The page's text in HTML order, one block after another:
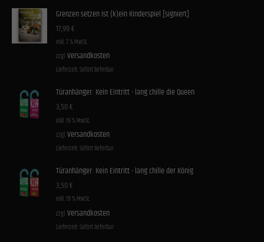
Grenzen setzen ist (k)ein Kinderspiel [signiert]
17,99€
inkl. 7 % MwSt.
zzgl. Versandkosten
Lieferzeit: Sofort lieferbar
Türanhänger: Kein Eintritt - lang chille die Queen
3,50€
inkl. 19 % MwSt.
zzgl. Versandkosten
Lieferzeit: Sofort lieferbar
Türanhänger: Kein Eintritt - lang chille der König
3,50€
inkl. 19 % MwSt.
zzgl. Versandkosten
Lieferzeit: Sofort lieferbar